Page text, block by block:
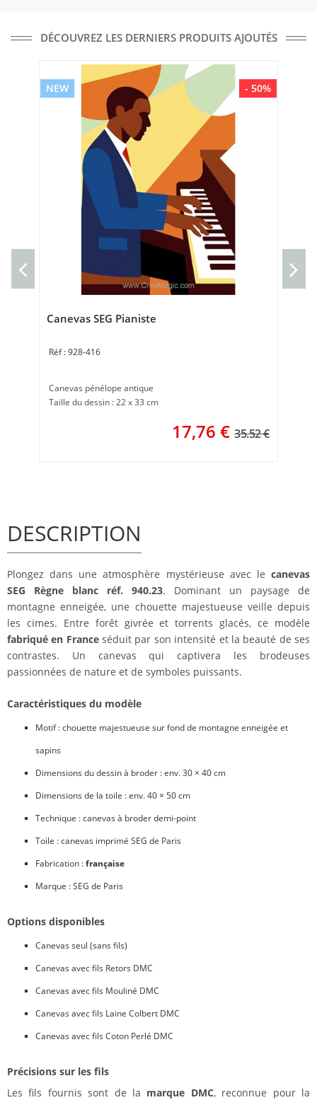
DÉCOUVREZ LES DERNIERS PRODUITS AJOUTÉS
- 50%
NEW
Canevas SEG Pianiste
928-416
Canevas pénélope antique
Taille du dessin : 22 x 33 cm
17,76 € 35.52 €
DESCRIPTION
Plongez dans une atmosphère mystérieuse avec le canevas
SEG Règne blanc réf. 940.23. Dominant un paysage de
montagne enneigée, une chouette majestueuse veille depuis
les cimes. Entre forêt givrée et torrents glacés, ce modèle
fabriqué en Franceséduit par son intensité et la beauté de ses
contrastes. Un canevas qui captivera les brodeuses
passionnées de nature et de symboles puissants.
Caractéristiques du modèle
Motif : chouette majestueuse sur fond de montagne enneigée et
sapins
Dimensions du dessin à broder : env. 30 × 40 cm
Dimensions de la toile : env. 40 × 50 cm
Technique : canevas à broder demi-point
Toile : canevas imprimé SEG de Paris
Fabrication :française
Marque : SEG de Paris
Options disponibles
Canevas seul (sans fils)
Canevas avec fils Retors DMC
Canevas avec fils Mouliné DMC
Canevas avec fils Laine Colbert DMC
Canevas avec fils Coton Perlé DMC
Précisions sur les fils
Les fils fournis sont de la marque DMC, reconnue pour la